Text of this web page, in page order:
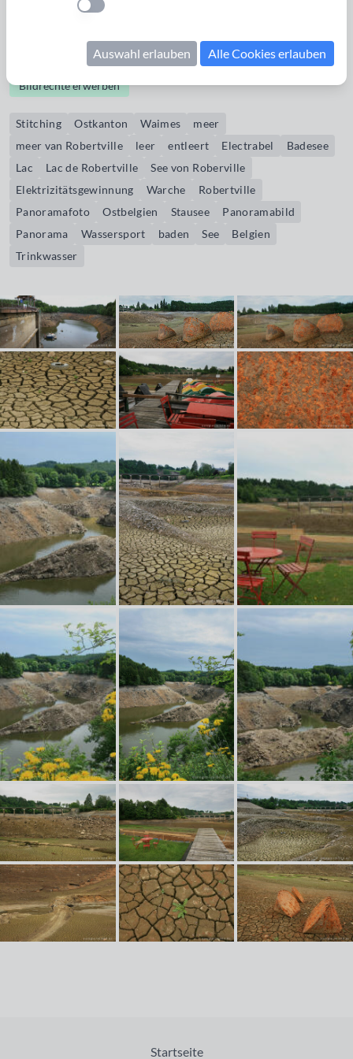
voraussichtlich wieder volllaufen. Aufnahmestandort: Blick
Bildrechte erwerben
Stitching Ostkanton Waimes
meer
meer van Robertville
leer entleert Electrabel
Badesee
Lac
Lac de Robertville
See von Roberville
Elektrizitätsgewinnung
Warche
Robertville
Panoramafoto
Ostbelgien Stausee
Panoramabild
Panorama
Wassersport baden See
Belgien
Trinkwasser
Startseite
Einstellung anwenden
Auswahl erlauben Alle Cookies erlauben